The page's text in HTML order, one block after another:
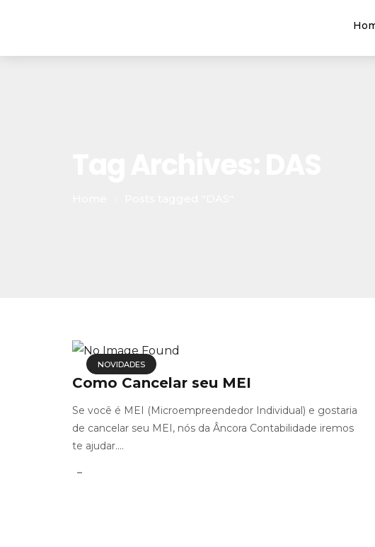
NOVIDADES
Como Cancelar seu MEI
Se você é MEI (Microempreendedor Individual) e gostaria
de cancelar seu MEI, nós da Âncora Contabilidade iremos
te ajudar....